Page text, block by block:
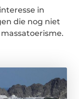
in
die nog niet